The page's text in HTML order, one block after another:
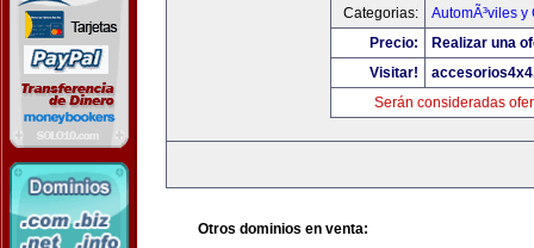
Categorias:
AutomÃ³viles y
Precio:
Realizar una
Visitar!
Serán consideradas
Otros dominios en venta: